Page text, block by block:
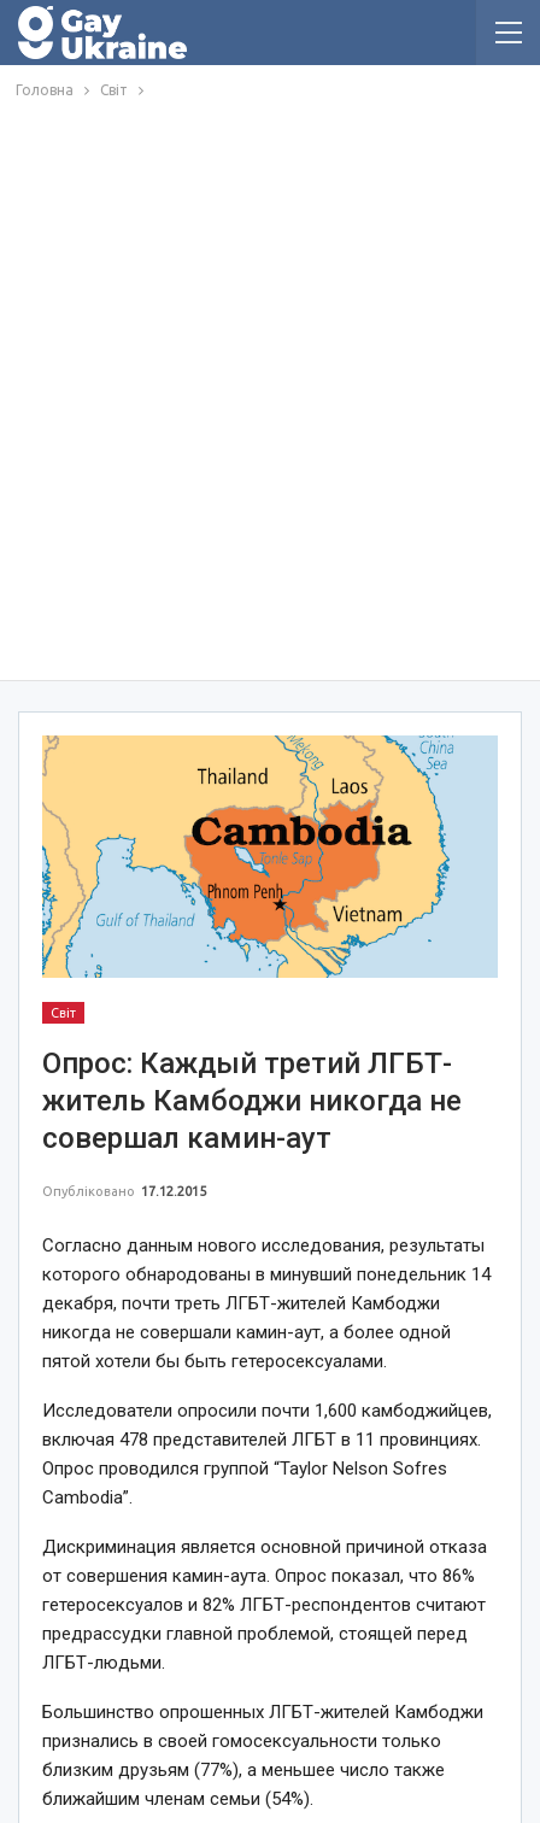
Головна Світ
Світ
Опрос: Каждый третий ЛГБТ-
житель Камбоджи никогда не
совершал камин-аут
Опубліковано 17.12.2015
Согласно данным нового исследования, результаты
которого обнародованы в минувший понедельник 14
декабря, почти треть ЛГБТ-жителей Камбоджи
никогда не совершали камин-аут, а более одной
пятой хотели бы быть гетеросексуалами.
Исследователи опросили почти 1,600 камбоджийцев,
включая 478 представителей ЛГБТ в 11 провинциях.
Опрос проводился группой “Taylor Nelson Sofres
Cambodia”.
Дискриминация является основной причиной отказа
от совершения камин-аута. Опрос показал, что 86%
гетеросексуалов и 82% ЛГБТ-респондентов считают
предрассудки главной проблемой, стоящей перед
ЛГБТ-людьми.
Большинство опрошенных ЛГБТ-жителей Камбоджи
признались в своей гомосексуальности только
близким друзьям (77%), а меньшее число также
ближайшим членам семьи (54%).